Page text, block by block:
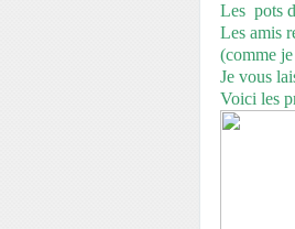
Les pots
Les amis
(comme
Je vous
Voici les